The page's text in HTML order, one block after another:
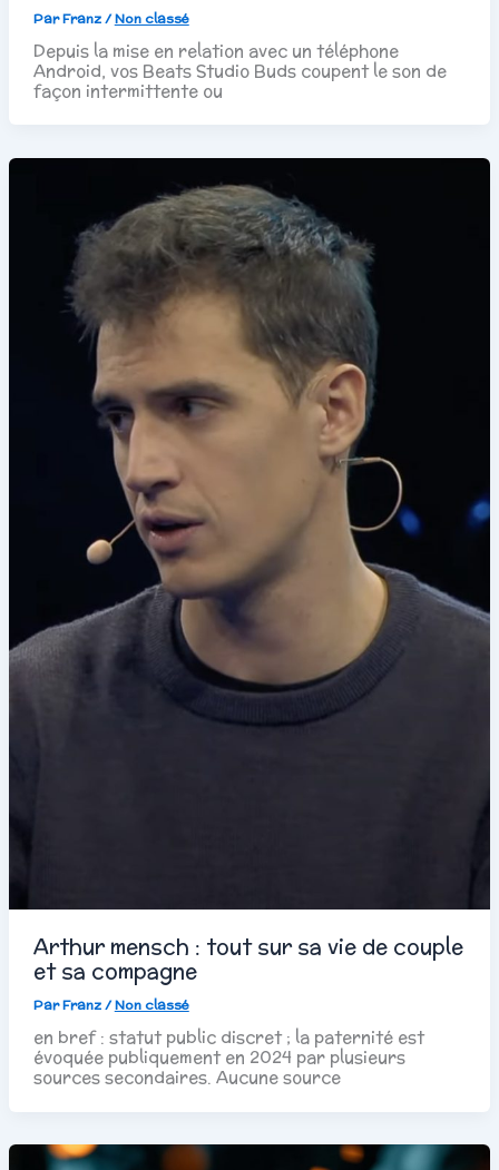
ParFranz/Non classé
Depuis la mise en relation avec un téléphone
Android, vos Beats Studio Buds coupent le son de
façon intermittente ou
Arthur mensch : tout sur sa vie de couple
et sa compagne
ParFranz/Non classé
en bref : statut public discret ; la paternité est
évoquée publiquement en 2024 par plusieurs
sources secondaires. Aucune source